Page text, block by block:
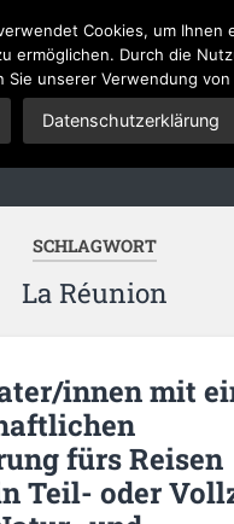
Jobs
SCHLAGWORT
La Réunion
innen mit
fürs Reisen
Teil- oder
Cookies, um Ihnen
ermöglichen. Durch die
Sie unserer Verwendung von
Datenschutzerklärung